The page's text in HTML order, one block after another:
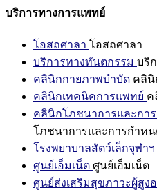
บริการทางการแพทย์
โอสถศาลา โอสถศาลา
บริการทางทันตกรรม บริ
คลินิกกายภาพบำบัด คลินิ
คลินิกเทคนิคการแพทย์ ค
คลินิกโภชนาการและกา
โภชนาการและการกำห
โรงพยาบาลสัตว์เล็กจุฬาฯ
ศูนย์เอ็มเน็ต ศูนย์เอ็มเน็ต
ศูนย์ส่งเสริมสุขภาวะผู้สูง